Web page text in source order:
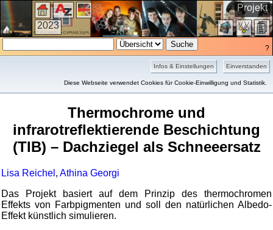
Einverstanden
Infos & Einstellungen
Diese Webseite verwendet Cookies für Cookie-Einwilligung und Statistik.
Projekt
2023
?
Kurzfassung
Thermochrome und
infrarotreflektierende Beschichtung
(TIB) – Dachziegel als Schneeersatz
Lisa Reichel , Athina Georgi
Das Projekt basiert auf dem Prinzip des thermochromen
Effekts von Farbpigmenten und soll den natürlichen Albedo-
Effekt künstlich simulieren.